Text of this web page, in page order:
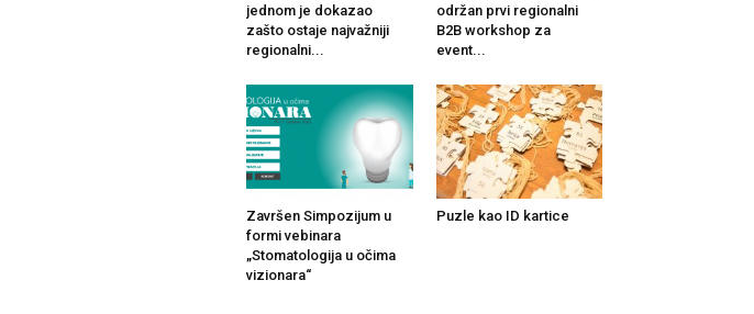
jednom je dokazao
zašto ostaje najvažniji
regionalni...
održan prvi regionalni
B2B workshop za
event...
Završen Simpozijum u
formi vebinara
„Stomatologija u očima
vizionara“
Puzle kao ID kartice